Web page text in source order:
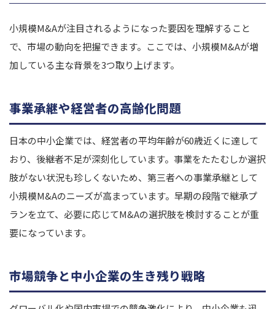
小規模M&Aが注目されるようになった要因を理解すること
で、市場の動向を把握できます。ここでは、小規模M&Aが増
加している主な背景を3つ取り上げます。
事業承継や経営者の高齢化問題
日本の中小企業では、経営者の平均年齢が60歳近くに達して
おり、後継者不足が深刻化しています。事業をたたむしか選択
肢がない状況も珍しくないため、第三者への事業承継として
小規模M&Aのニーズが高まっています。早期の段階で継承プ
ランを立て、必要に応じてM&Aの選択肢を検討することが重
要になっています。
市場競争と中小企業の生き残り戦略